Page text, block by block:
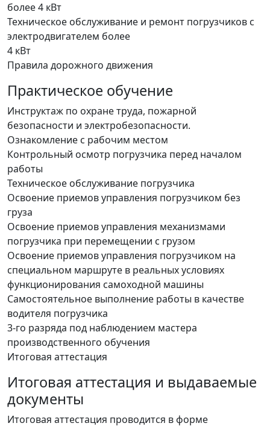
более 4 кВт
Техническое обслуживание и ремонт погрузчиков с
электродвигателем более
4 кВт
Правила дорожного движения
Практическое обучение
Инструктаж по охране труда, пожарной
безопасности и электробезопасности.
Ознакомление с рабочим местом
Контрольный осмотр погрузчика перед началом
работы
Техническое обслуживание погрузчика
Освоение приемов управления погрузчиком без
груза
Освоение приемов управления механизмами
погрузчика при перемещении с грузом
Освоение приемов управления погрузчиком на
специальном маршруте в реальных условиях
функционирования самоходной машины
Самостоятельное выполнение работы в качестве
водителя погрузчика
3-го разряда под наблюдением мастера
производственного обучения
Итоговая аттестация
Итоговая аттестация и выдаваемые
документы
Итоговая аттестация проводится в форме